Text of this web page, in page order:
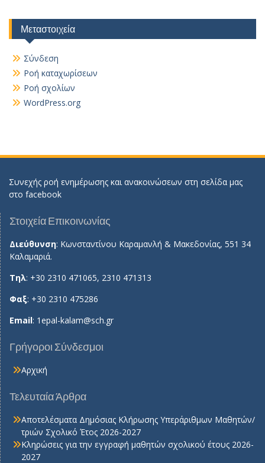
Μεταστοιχεία
Σύνδεση
Ροή καταχωρίσεων
Ροή σχολίων
WordPress.org
Συνεχής ροή ενημέρωσης και ανακοινώσεων στη σελίδα μας
στο facebook
Στοιχεία Επικοινωνίας
Διεύθυνση: Κωνσταντίνου Καραμανλή & Μακεδονίας, 551 34
Καλαμαριά.
Τηλ: +30 2310 471065, 2310 471313
Φαξ: +30 2310 475286
Email: 1epal-kalam@sch.gr
Γρήγοροι Σύνδεσμοι
Αρχική
Τελευταία Άρθρα
Αποτελέσματα Δημόσιας Κλήρωσης Υπεράριθμων Μαθητών/
τριών Σχολικό Έτος 2026-2027
Κληρώσεις για την εγγραφή μαθητών σχολικού έτους 2026-
2027